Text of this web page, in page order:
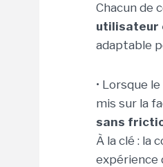
Chacun de
utilisateur
adaptable
• Lorsque
mis sur la
sans
À la clé : la
expérience